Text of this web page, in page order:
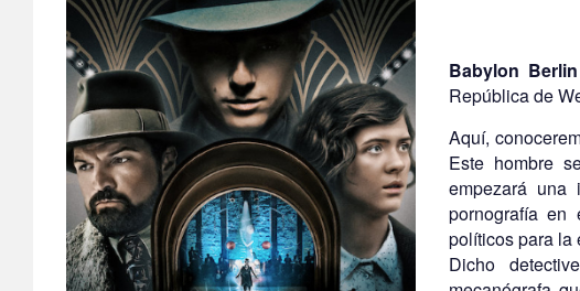
Babylon
República de
Aquí,
Este hombre
empezará una
pornografía
políticos para la
Dicho